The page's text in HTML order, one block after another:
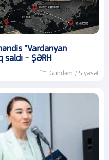
"Vardanyan
saldı - ŞƏRH
Gündəm / Siyasət